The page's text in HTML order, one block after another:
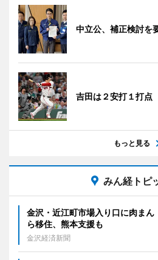
中立公、補正検討を
吉田は２安打１打
もっと見る
みん経トピ
金沢・近江町市場入り口に肉ま
ら移住、熊本支援も
金沢経済新聞